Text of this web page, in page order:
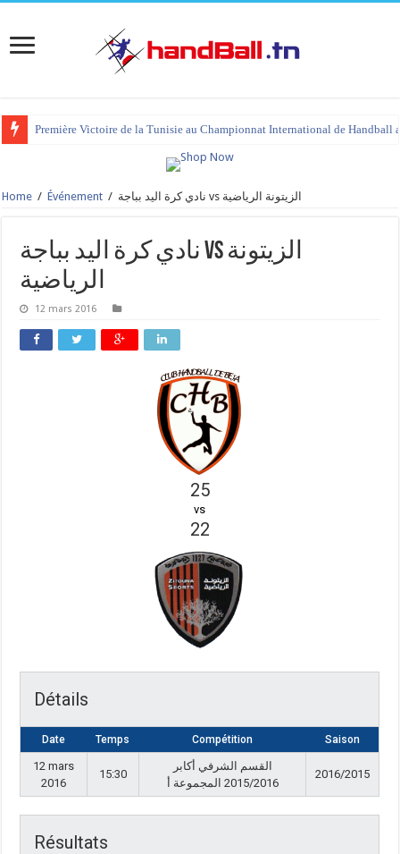
Première Victoire de la Tunisie au Championnat International de Handball
Home / Événement / نادي كرة اليد بباجة vs الزيتونة الرياضية
نادي كرة اليد بباجة vs الزيتونة
الرياضية
12 mars 2016
25
vs
22
Détails
Date Temps Compétition Saison
12 mars
2016
15:30
القسم الشرفي أكابر
2015/2016 المجموعة أ
2016/2015
Résultats